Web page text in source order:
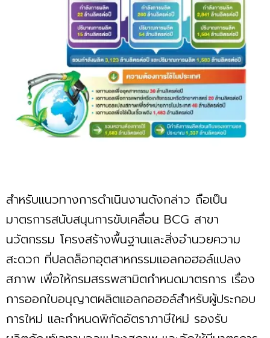
สำหรับแนวทางการดำเนินงานดังกล่าว ถือเป็น
มาตรการสนับสนุนการขับเคลื่อน BCG สาขา
นวัตกรรม โครงสร้างพื้นฐานและสิ่งอำนวยความ
สะดวก ที่ปลดล็อกอุตสาหกรรมแอลกอฮอล์แปลง
สภาพ เพื่อให้กรมสรรพสามิตกำหนดมาตรการ เรื่อง
การออกใบอนุญาตผลิตแอลกอฮอล์สำหรับผู้ประกอบ
การใหม่ และกำหนดพิกัดอัตราภาษีใหม่ รองรับ